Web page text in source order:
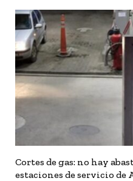
Cortes de gas: no hay
estaciones de servicio de